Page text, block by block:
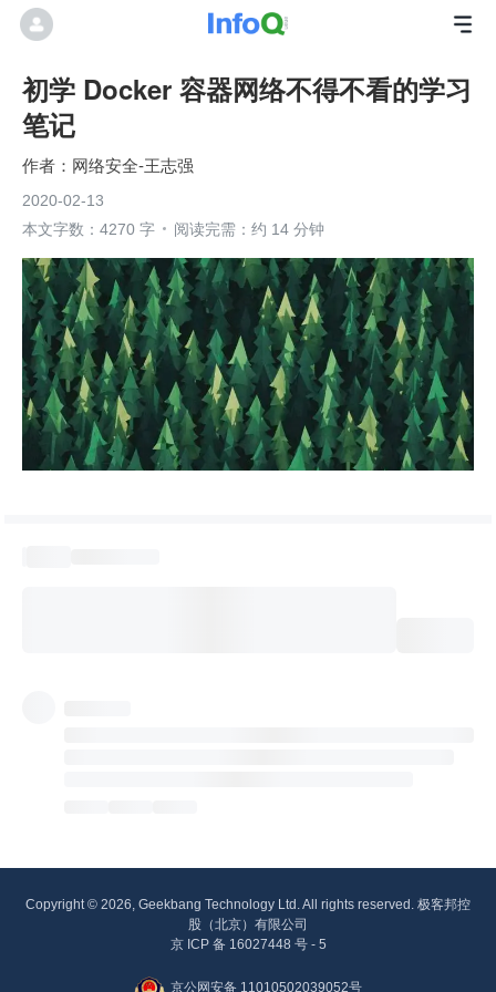
初学 Docker 容器网络不得不看的学习
笔记
网络安全-王志强
2020-02-13
本文字数：4270 字
阅读完需：约 14 分钟
Copyright © 2026, Geekbang Technology Ltd. All rights reserved. 极客邦控
股（北京）有限公司
京 ICP 备 16027448 号 - 5
京公网安备 11010502039052号